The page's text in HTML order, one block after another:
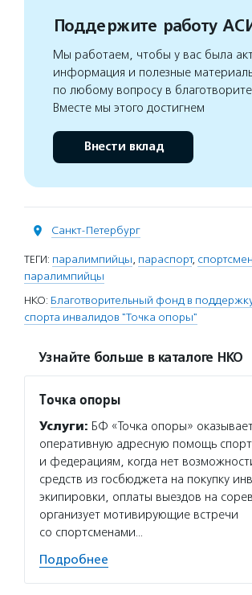
Поддержите работу
Мы работаем, чтобы у вас была
информация и полезные
по любому вопросу в
Вместе мы этого достигнем
Внести вклад
Санкт-Петербург
ТЕГИ: паралимпийцы, параспорт,
паралимпийцы
НКО: Благотворительный фонд в
спорта инвалидов "Точка опоры"
Узнайте больше в каталоге НКО
Точка опоры
Услуги: БФ «Точка опоры»
оперативную адресную помощь
и федерациям, когда нет
средств из госбюджета на покупку
экипировки, оплаты выездов на
организует мотивирующие встречи
со спортсменами…
Подробнее